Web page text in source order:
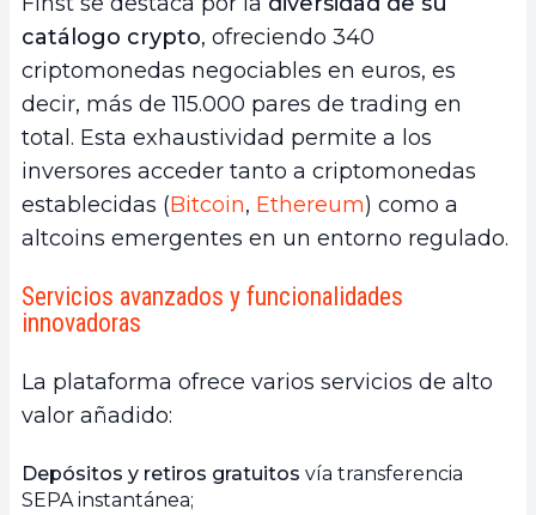
catálogo crypto, ofreciendo 340
criptomonedas negociables en euros, es
decir, más de 115.000 pares de trading en
total. Esta exhaustividad permite a los
inversores acceder tanto a criptomonedas
establecidas (Bitcoin, Ethereum) como a
altcoins emergentes en un entorno regulado.
Servicios avanzados y funcionalidades
innovadoras
La plataforma ofrece varios servicios de alto
valor añadido:
Depósitos y retiros gratuitos vía transferencia
SEPA instantánea;